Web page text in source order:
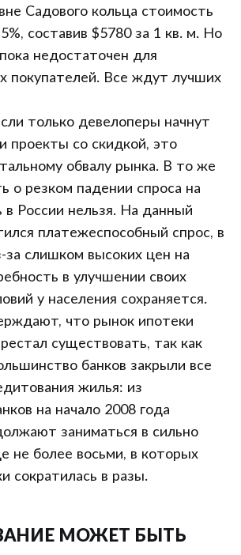
Садового кольца стоимость
составив $5780 за 1 кв. м. Но
недостаточен для
покупателей. Все ждут лучших
только девелоперы начнут
проекты со скидкой, это
обвалу рынка. В то же
о резком падении спроса на
России нельзя. На данный
платежеспособный спрос, в
за слишком высоких цен на
в улучшении своих
у населения сохраняется.
что рынок ипотеки
существовать, так как
банков закрыли все
жилья: из
на начало 2008 года
заниматься в сильно
не более восьми, в которых
сократилась в разы.
МОЖЕТ БЫТЬ